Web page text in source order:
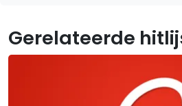
Gerelateerde